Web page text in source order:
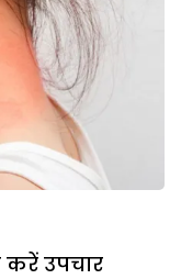
करें उपचार